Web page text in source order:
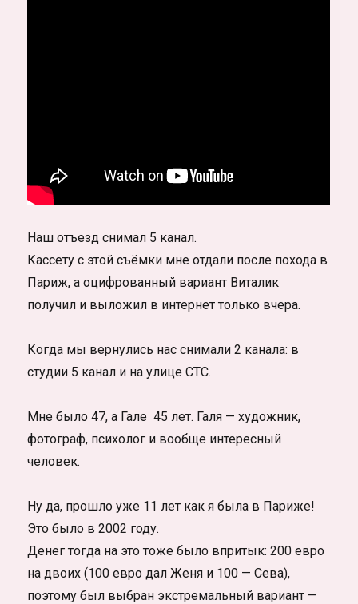
Наш отъезд снимал 5 канал.
Кассету с этой съёмки мне отдали после похода в
Париж, а оцифрованный вариант Виталик
получил и выложил в интернет только вчера.
Когда мы вернулись нас снимали 2 канала: в
студии 5 канал и на улице СТС.
Мне было 47, а Гале 45 лет. Галя — художник,
фотограф, психолог и вообще интересный
человек.
Ну да, прошло уже 11 лет как я была в Париже!
Это было в 2002 году.
Денег тогда на это тоже было впритык: 200 евро
на двоих (100 евро дал Женя и 100 — Сева),
поэтому был выбран экстремальный вариант —